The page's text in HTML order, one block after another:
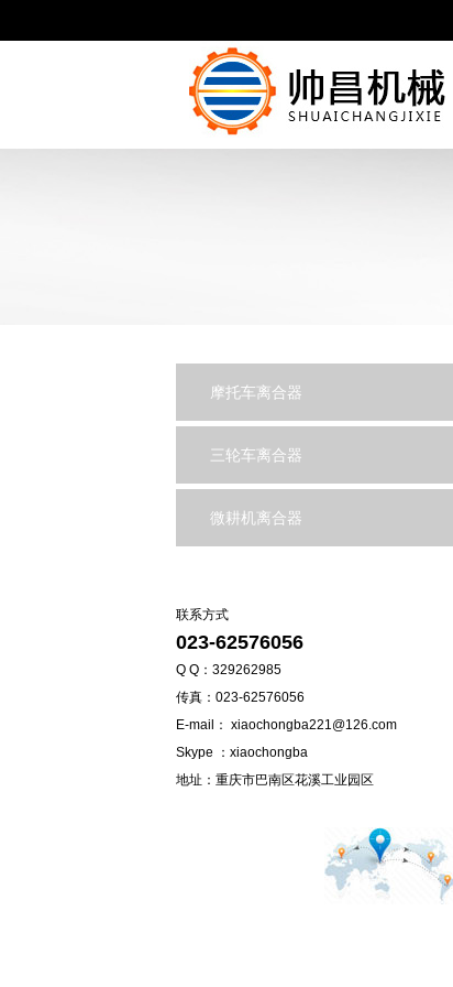
摩托车离合器
三轮车离合器
微耕机离合器
联系方式
023-62576056
Q Q：329262985
传真：023-62576056
E-mail： xiaochongba221@126.com
Skype ：xiaochongba
地址：重庆市巴南区花溪工业园区